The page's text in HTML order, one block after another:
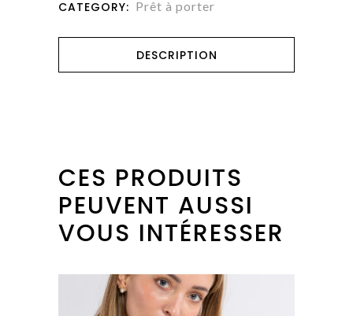
CATEGORY: Prêt à porter
DESCRIPTION
CES PRODUITS
PEUVENT AUSSI
VOUS INTÉRESSER